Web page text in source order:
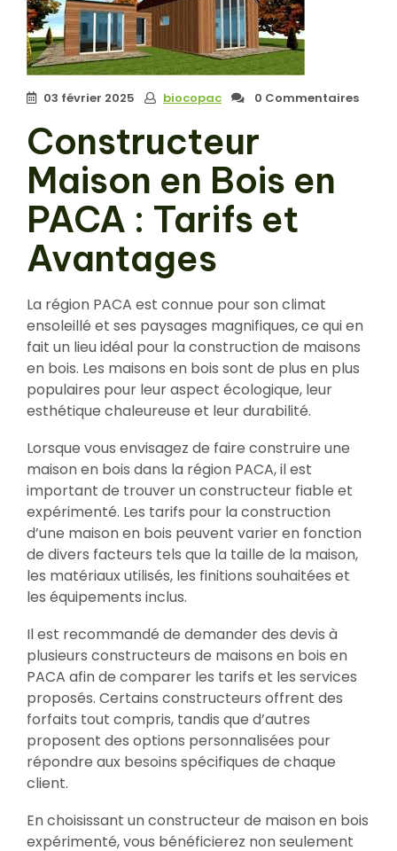
03 février 2025 biocopac 0 Commentaires
Constructeur
Maison en Bois en
PACA : Tarifs et
Avantages
La région PACA est connue pour son climat
ensoleillé et ses paysages magnifiques, ce qui en
fait un lieu idéal pour la construction de maisons
en bois. Les maisons en bois sont de plus en plus
populaires pour leur aspect écologique, leur
esthétique chaleureuse et leur durabilité.
Lorsque vous envisagez de faire construire une
maison en bois dans la région PACA, il est
important de trouver un constructeur fiable et
expérimenté. Les tarifs pour la construction
d’une maison en bois peuvent varier en fonction
de divers facteurs tels que la taille de la maison,
les matériaux utilisés, les finitions souhaitées et
les équipements inclus.
Il est recommandé de demander des devis à
plusieurs constructeurs de maisons en bois en
PACA afin de comparer les tarifs et les services
proposés. Certains constructeurs offrent des
forfaits tout compris, tandis que d’autres
proposent des options personnalisées pour
répondre aux besoins spécifiques de chaque
client.
En choisissant un constructeur de maison en bois
expérimenté, vous bénéficierez non seulement